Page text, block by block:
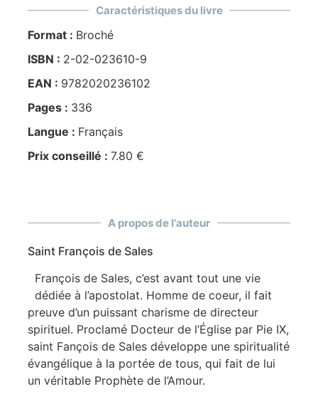
Caractéristiques du livre
Format : Broché
ISBN : 2-02-023610-9
EAN : 9782020236102
Pages : 336
Langue : Français
Prix conseillé : 7.80 €
A propos de l'auteur
Saint François de Sales
François de Sales, c’est avant tout une vie
dédiée à l’apostolat. Homme de coeur, il fait
preuve d’un puissant charisme de directeur
spirituel. Proclamé Docteur de l’Église par Pie IX,
saint Fançois de Sales développe une spiritualité
évangélique à la portée de tous, qui fait de lui
un véritable Prophète de l’Amour.